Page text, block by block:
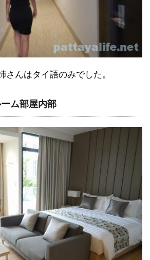
さんはタイ語のみでした。
ム部屋内部